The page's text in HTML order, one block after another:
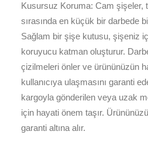
Kusursuz Koruma: Cam şişeler,
sırasında en küçük bir darbede
Sağlam bir şişe kutusu, şişeniz
koruyucu katman oluşturur.
çizilmeleri önler ve ürününüzün
kullanıcıya ulaşmasını garanti
kargoyla gönderilen veya uzak
için hayati önem taşır.
garanti altına alır.